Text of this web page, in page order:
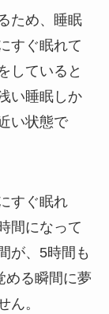
ため、睡眠
すぐ眠れて
していると
い睡眠しか
い状態で
すぐ眠れ
間になって
が、5時間も
める瞬間に夢
ん。